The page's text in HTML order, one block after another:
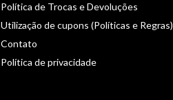
Política de Trocas e Devoluções
Utilização de cupons (Políticas e Regras)
Contato
Política de privacidade